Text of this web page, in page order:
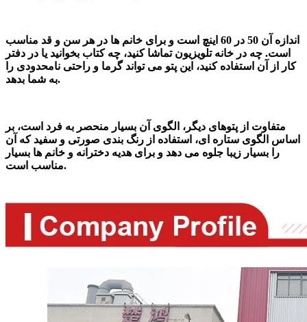
اندازه آن 50 در 60 اینچ است و برای خانم ها در هر سن و قد مناسب
است. چه در خانه تلویزیون تماشا کنید، چه کتاب بخوانید یا در دفتر
کار از آن استفاده کنید، این پتو می تواند گرما و راحتی نامحدودی را
به شما بدهد.
متفاوت از پتوهای دیگر، الگوی آن بسیار منحصر به فرد است، بر
اساس الگوی ستاره ای، استفاده از رنگ بندی صورتی و سفید که آن
را بسیار زیبا جلوه می دهد و برای هدیه دخترانه و خانم ها بسیار
مناسب است.